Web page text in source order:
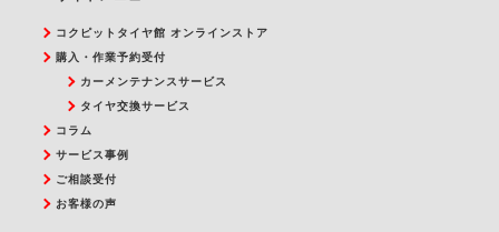
コクピットタイヤ館 オンラインストア
購入・作業予約受付
カーメンテナンスサービス
タイヤ交換サービス
コラム
サービス事例
ご相談受付
お客様の声